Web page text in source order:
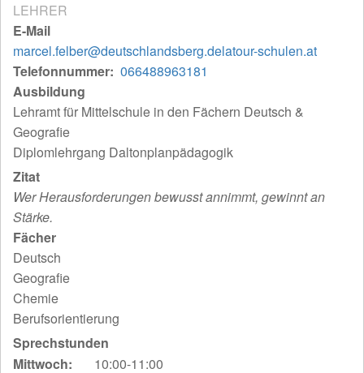
LEHRER
E-Mail
marcel.felber@deutschlandsberg.delatour-schulen.at
Telefonnummer 066488963181
Ausbildung
Lehramt für Mittelschule in den Fächern Deutsch &
Geografie
Diplomlehrgang Daltonplanpädagogik
Zitat
Wer Herausforderungen bewusst annimmt, gewinnt an
Stärke.
Fächer
Deutsch
Geografie
Chemie
Berufsorientierung
Sprechstunden
Mittwoch:
10:00-11:00